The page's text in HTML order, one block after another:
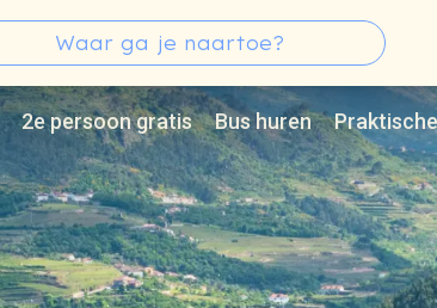
2e persoon gratis Bus huren